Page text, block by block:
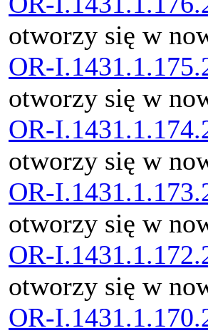
otworzy się w
OR-
otworzy się w
OR-
otworzy się w
OR-
otworzy się w
OR-
otworzy się w
OR-